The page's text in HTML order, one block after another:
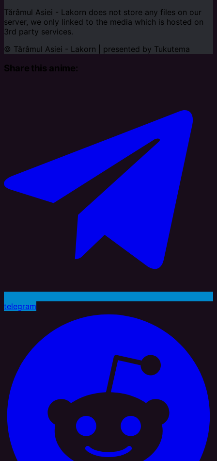
Tărâmul Asiei - Lakorn does not store any files on our
server, we only linked to the media which is hosted on
3rd party services.
© Tărâmul Asiei - Lakorn | presented by Tukutema
Share this anime:
telegram